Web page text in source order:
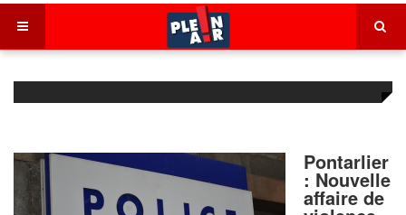
Pontarlier
: Nouvelle
affaire de